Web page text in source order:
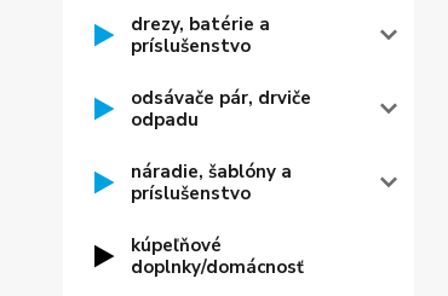
drezy, batérie a
príslušenstvo
odsávače pár, drviče
odpadu
náradie, šablóny a
príslušenstvo
kúpeľňové
doplnky/domácnosť